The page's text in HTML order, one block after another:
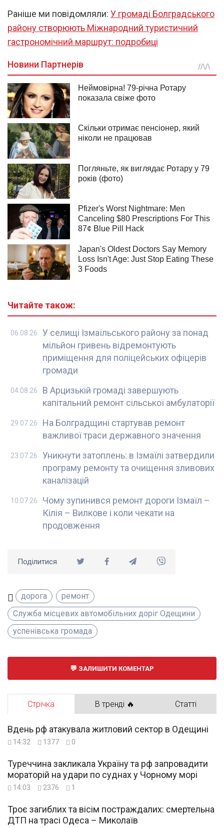
Раніше ми повідомляли: У громаді Болградського
району створюють Міжнародний туристичний
гастрономічний маршрут: подробиці
Читайте також:
У селищі Ізмаїльського району за понад
мільйон гривень відремонтують
приміщення для поліцейських офіцерів
громади
06.08.26
В Арцизькій громаді завершують
капітальний ремонт сільської амбулаторії
04.08.26
На Болградщині стартував ремонт
важливої траси державного значення
29.07.26
Уникнути затоплень: в Ізмаїлі затвердили
програму ремонту та очищення зливових
каналізацій
23.07.26
Чому зупинився ремонт дороги Ізмаїл –
Кілія – Вилкове і коли чекати на
продовження
10.07.26
Поділитися
дорога
ремонт
Служба місцевих автомобільних доріг Одещини
успенівська громада
ЗАЛИШИТИ КОМЕНТАР
Стрічка В тренді 🔥 Статті
Вдень рф атакувала житловий сектор в Одещині
14:32 1377 0
Туреччина закликала Україну та рф запровадити
мораторій на удари по суднах у Чорному морі
14:03 2376 1
Троє загиблих та вісім постраждалих: смертельна
ДТП на трасі Одеса – Миколаїв